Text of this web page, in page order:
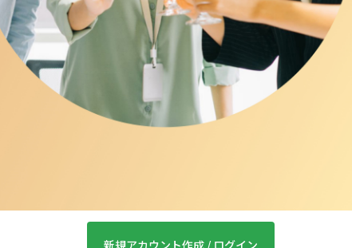
新規アカウント作成 / ログイン